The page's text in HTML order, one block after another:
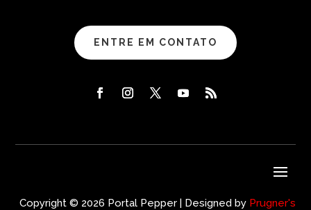
ENTRE EM CONTATO
Copyright © 2026 Portal Pepper | Designed by Prugner's